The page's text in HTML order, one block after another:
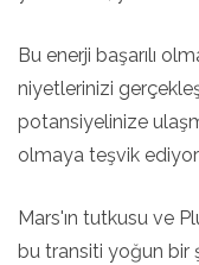
Bu enerji başarılı
niyetlerinizi
potansiyelinize
olmaya teşvik
Mars'ın tutkusu ve
bu transiti yoğun bir